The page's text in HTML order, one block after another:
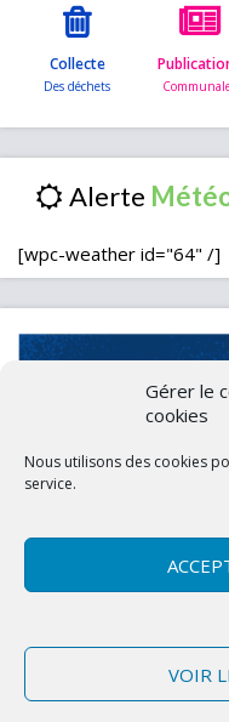
Gérer le
cookies
Nous utilisons des cookies
service.
VOIR
Collecte
Alerte
[wpc-weather id="64" /]
Politique
Copyright © 2026 Marly-la-Ville